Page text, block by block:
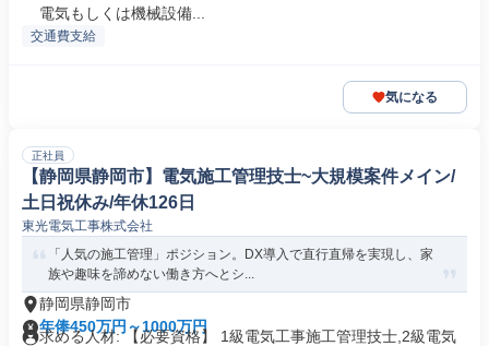
電気もしくは機械設備...
交通費支給
気になる
正社員
【静岡県静岡市】電気施工管理技士~大規模案件メイン/
土日祝休み/年休126日
東光電気工事株式会社
「人気の施工管理」ポジション。DX導入で直行直帰を実現し、家
族や趣味を諦めない働き方へとシ...
静岡県静岡市
年俸450万円～1000万円
求める人材: 【必要資格】 1級電気工事施工管理技士,2級電気